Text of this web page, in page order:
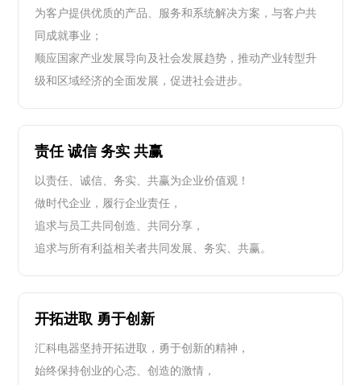
为客户提供优质的产品、服务和系统解决方案，与客户共
同成就事业；
顺应国家产业发展导向及社会发展趋势，推动产业转型升
级和区域经济的全面发展，促进社会进步。
责任 诚信 务实 共赢
以责任、诚信、务实、共赢为企业价值观！
做时代企业，履行企业责任，
追求与员工共同创造、共同分享，
追求与所有利益相关者共同发展、务实、共赢。
开拓进取 勇于创新
汇科电器坚持开拓进取，勇于创新的精神，
始终保持创业的心态、创造的激情，